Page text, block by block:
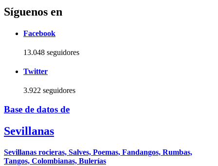
Síguenos en
Facebook
13.048 seguidores
Twitter
3.922 seguidores
Base de datos de
Sevillanas
Sevillanas rocieras, Salves, Poemas, Fandangos, Rumbas,
Tangos, Colombianas, Bulerías